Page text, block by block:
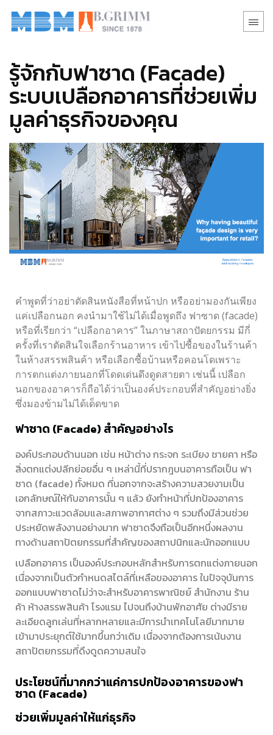
รู้จักกับฟาซาด (Facade)
ระบบเปลือกอาคารที่ช่วยเพิ่ม
มูลค่าธุรกิจของคุณ
คำพูดที่ว่าอย่าตัดสินหนังสือที่หน้าปก หรืออย่ามองกันเพียง
แค่เปลือกนอก คงนำมาใช้ไม่ได้เมื่อพูดถึง ฟาซาด (facade)
หรือที่เรียกว่า “เปลือกอาคาร” ในภาษาสถาปัตยกรรม มีกี่
ครั้งที่เราตัดสินใจเลือกร้านอาหาร เข้าไปซื้อของในร้านค้า
ในห้างสรรพสินค้า หรือเลือกซื้อบ้านหรือคอนโดเพราะ
การตกแต่งภายนอกที่โดดเด่นดึงดูดสายตา เช่นนี้ เปลือก
นอกของอาคารก็ถือได้ว่าเป็นองค์ประกอบที่สำคัญอย่างยิ่ง
ซึ่งมองข้ามไม่ได้เด็ดขาด
ฟาซาด (Facade) สำคัญอย่างไร
องค์ประกอบด้านนอก เช่น หน้าต่าง กระจก ระเบียง ชายคา หรือ
สิ่งตกแต่งปลีกย่อยอื่น ๆ เหล่านี้ที่ปรากฎบนอาคารถือเป็น ฟา
ซาด (facade) ทั้งหมด ที่นอกจากจะสร้างความสวยงามเป็น
เอกลักษณ์ให้กับอาคารนั้น ๆ แล้ว ยังทำหน้าที่ปกป้องอาคาร
จากสภาวะแวดล้อมและสภาพอากาศต่าง ๆ รวมถึงมีส่วนช่วย
ประหยัดพลังงานอย่างมาก ฟาซาดจึงถือเป็นอีกหนึ่งผลงาน
ทางด้านสถาปัตยกรรมที่สำคัญของสถาปนิกและนักออกแบบ
เปลือกอาคาร เป็นองค์ประกอบหลักสำหรับการตกแต่งภายนอก
เนื่องจากเป็นตัวกำหนดสไตล์ที่เหลือของอาคาร ในปัจจุบันการ
ออกแบบฟาซาดไม่ว่าจะสำหรับอาคารพาณิชย์ สำนักงาน ร้าน
ค้า ห้างสรรพสินค้า โรงแรม ไปจนถึงบ้านพักอาศัย ต่างมีราย
ละเอียดลูกเล่นที่หลากหลายและมีการนำเทคโนโลยีมากมาย
เข้ามาประยุกต์ใช้มากขึ้นกว่าเดิม เนื่องจากต้องการเน้นงาน
สถาปัตยกรรมที่ดึงดูดความสนใจ
ประโยชน์ที่มากกว่าแค่การปกป้องอาคารของฟา
ซาด (Facade)
ช่วยเพิ่มมูลค่าให้แก่ธุรกิจ